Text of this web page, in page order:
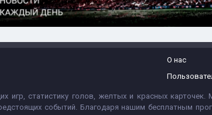
О нас
игр, статистику голов, желтых и красных
событий. Благодаря нашим бесплатным